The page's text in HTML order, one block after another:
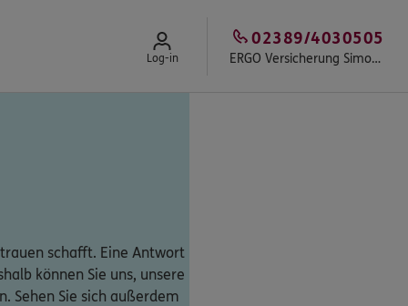
Log-in ERGO Versicherung Simon Schulze-Buxloh
02389/4030505
schafft. Eine Antwort
können Sie uns, unsere
Sehen Sie sich außerdem